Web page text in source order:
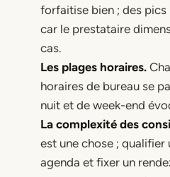
forfaitise bien ; des
car le prestataire
cas.
Les plages horaires.
horaires de bureau se
nuit et de week-end
La complexité des
est une chose ; qualifier
agenda et fixer un